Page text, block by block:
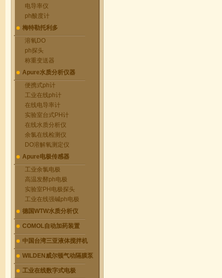
电导率仪
ph酸度计
梅特勒托利多
溶氧DO
ph探头
称重变送器
Apure水质分析仪器
便携式ph计
工业在线ph计
在线电导率计
实验室台式PH计
在线水质分析仪
余氯在线检测仪
DO溶解氧测定仪
Apure电极传感器
工业余氯电极
高温发酵ph电极
实验室PH电极探头
工业在线强碱ph电极
德国WTW水质分析仪
COMOL自动加药装置
中国台湾三亚液体搅拌机
WILDEN威尔顿气动隔膜泵
工业在线数字式电极